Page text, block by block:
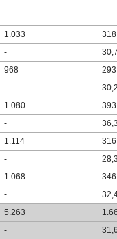
1.033 318
-
968 293
-
1.080 393
-
1.114 316
-
1.068 346
-
5.263
-